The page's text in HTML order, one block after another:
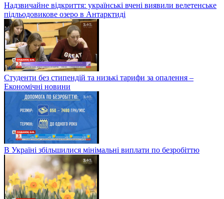
Надзвичайне відкриття: українські вчені виявили велетенське
підльодовикове озеро в Антарктиді
Студенти без стипендій та низькі тарифи за опалення –
Економічні новини
В Україні збільшилися мінімальні виплати по безробіттю